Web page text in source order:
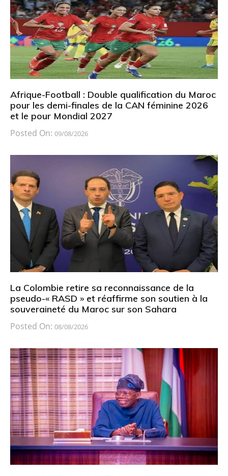
Afrique-Football : Double qualification du Maroc
pour les demi-finales de la CAN féminine 2026
et le pour Mondial 2027
Posted On: 09/08/2026
La Colombie retire sa reconnaissance de la
pseudo-« RASD » et réaffirme son soutien à la
souveraineté du Maroc sur son Sahara
Posted On: 08/08/2026